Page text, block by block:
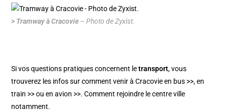
> Tramway à Cracovie – Photo de Zyxist.
Si vos questions pratiques concernent letransport, vous
trouverez les infos sur comment venir àCracovie en bus >>, en
train >>ou enavion >>. Comment rejoindre le centre ville
notamment.